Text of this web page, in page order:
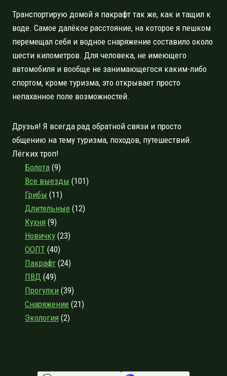
Транспортирую домой я пакрафт так же, как и тащил к
воде. Самое далёкое расстояние, на которое я пешком
перемещал себя и водное снаряжение составило около
шести километров. Для человека, не имеющего
автомобиля и вообще не занимающегося каким-либо
спортом, кроме туризма, это открывает просто
непаханное поле возможностей.
Друзья! Я всегда рад обратной связи и просто
общению на тему туризма, походов, путешествий.
Лёгких троп!
Болота (9)
Все выезды (101)
Грибы (11)
Длительные (12)
Кухня (9)
Новичку (23)
ООПТ (40)
Пакрафт (24)
ПВД (49)
Прогулки (39)
Снаряжение (21)
Экология (2)